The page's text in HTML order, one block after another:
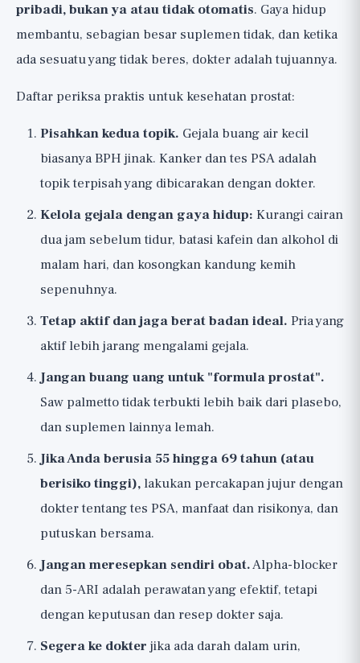
pribadi, bukan ya atau tidak otomatis. Gaya hidup
membantu, sebagian besar suplemen tidak, dan ketika
ada sesuatu yang tidak beres, dokter adalah tujuannya.
Daftar periksa praktis untuk kesehatan prostat:
Pisahkan kedua topik. Gejala buang air kecil
biasanya BPH jinak. Kanker dan tes PSA adalah
topik terpisah yang dibicarakan dengan dokter.
Kelola gejala dengan gaya hidup: Kurangi cairan
dua jam sebelum tidur, batasi kafein dan alkohol di
malam hari, dan kosongkan kandung kemih
sepenuhnya.
Tetap aktif dan jaga berat badan ideal. Pria yang
aktif lebih jarang mengalami gejala.
Jangan buang uang untuk "formula prostat".
Saw palmetto tidak terbukti lebih baik dari plasebo,
dan suplemen lainnya lemah.
Jika Anda berusia 55 hingga 69 tahun (atau
berisiko tinggi), lakukan percakapan jujur dengan
dokter tentang tes PSA, manfaat dan risikonya, dan
putuskan bersama.
Jangan meresepkan sendiri obat.Alpha-blocker
dan 5-ARI adalah perawatan yang efektif, tetapi
dengan keputusan dan resep dokter saja.
Segera ke dokter jika ada darah dalam urin,